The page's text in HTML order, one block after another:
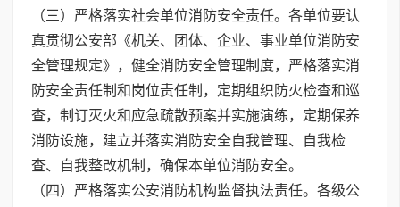
（三）严格落实社会单位消防安全责任。各单位要认
真贯彻公安部《机关、团体、企业、事业单位消防安
全管理规定》，健全消防安全管理制度，严格落实消
防安全责任制和岗位责任制，定期组织防火检查和巡
查，制订灭火和应急疏散预案并实施演练，定期保养
消防设施，建立并落实消防安全自我管理、自我检
查、自我整改机制，确保本单位消防安全。
（四）严格落实公安消防机构监督执法责任。各级公